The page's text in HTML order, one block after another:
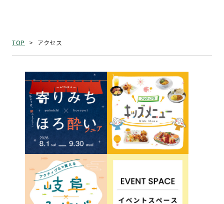
TOP アクセス